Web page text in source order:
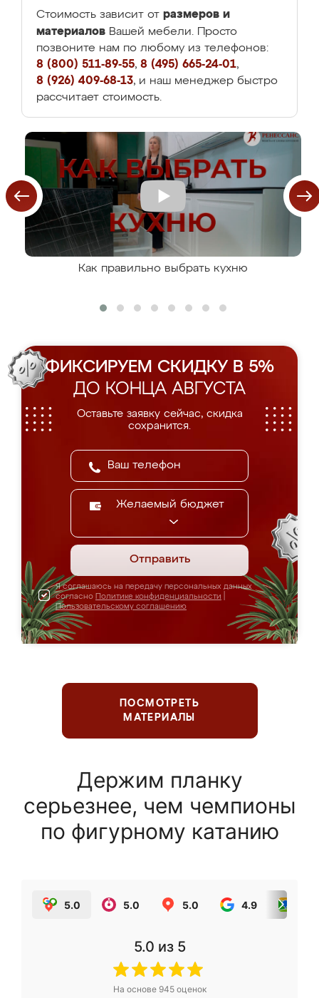
Стоимость зависит от размеров и
материалов Вашей мебели. Просто
позвоните нам по любому из телефонов:
8 (800) 511-89-55, 8 (495) 665-24-01,
8 (926) 409-68-13, и наш менеджер быстро
рассчитает стоимость.
Как правильно выбрать кухню
ФИКСИРУЕМ СКИДКУ В 5%
ДО КОНЦА АВГУСТА
Оставьте заявку сейчас, скидка
сохранится.
Желаемый бюджет
Отправить
Я соглашаюсь на передачу персональных данных
согласно Политике конфиденциальности
Пользовательскому соглашению
ПОСМОТРЕТЬ
МАТЕРИАЛЫ
Держим планку
серьезнее, чем чемпионы
по фигурному катанию
5.0 5.0 5.0 4.9
5.0 из 5
На основе 945оценок